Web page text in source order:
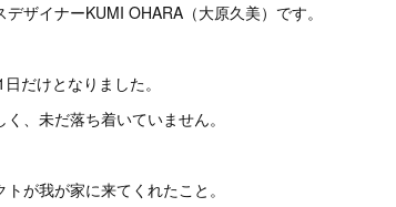
ザイナーKUMI OHARA（大原久美）です。
だけとなりました。
、未だ落ち着いていません。
が我が家に来てくれたこと。